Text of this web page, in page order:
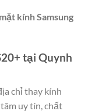
kính Samsung
tại Quynh
chỉ thay kính
uy tín, chất